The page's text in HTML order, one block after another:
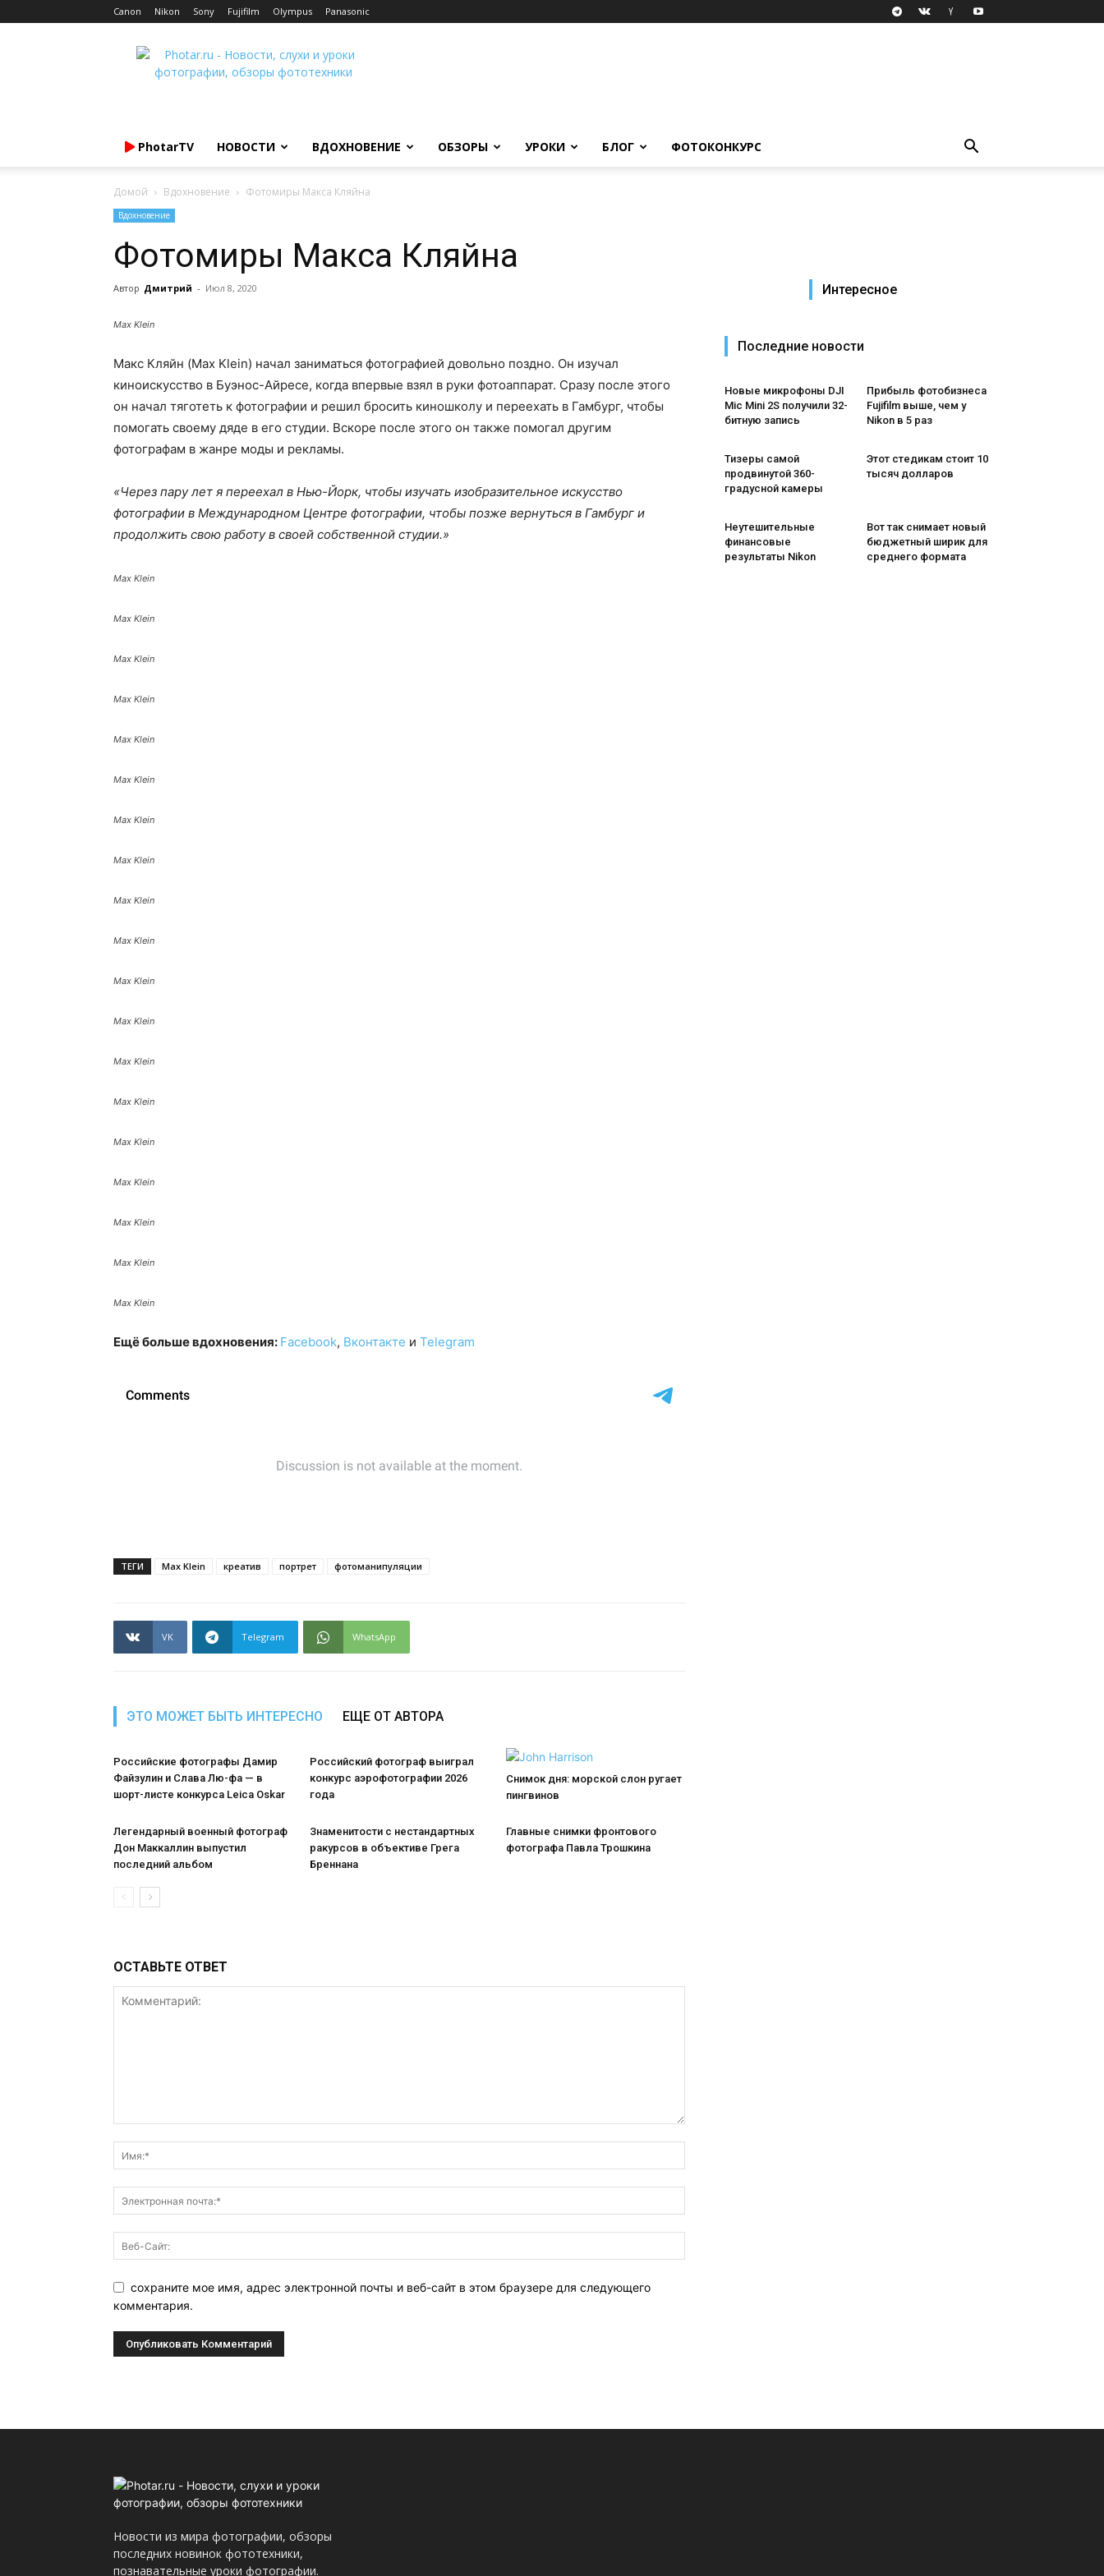
Canon Nikon Sony Fujifilm Olympus Panasonic
Photar.ru
PhotarTV НОВОСТИ ВДОХНОВЕНИЕ ОБЗОРЫ УРОКИ БЛОГ ФОТОКОНКУРС
Домой Вдохновение Фотомиры Макса Кляйна
Вдохновение
Фотомиры Макса Кляйна
Автор Дмитрий - Июл 8, 2020
Max Klein
Макс Кляйн (Max Klein) начал заниматься фотографией довольно поздно. Он изучал
киноискусство в Буэнос-Айресе, когда впервые взял в руки фотоаппарат. Сразу после этого
он начал тяготеть к фотографии и решил бросить киношколу и переехать в Гамбург, чтобы
помогать своему дяде в его студии. Вскоре после этого он также помогал другим
фотографам в жанре моды и рекламы.
«Через пару лет я переехал в Нью-Йорк, чтобы изучать изобразительное искусство
фотографии в Международном Центре фотографии, чтобы позже вернуться в Гамбург и
продолжить свою работу в своей собственной студии.»
Max Klein
Max Klein
Max Klein
Max Klein
Max Klein
Max Klein
Max Klein
Max Klein
Max Klein
Max Klein
Max Klein
Max Klein
Max Klein
Max Klein
Max Klein
Max Klein
Max Klein
Max Klein
Max Klein
Ещё больше вдохновения: Facebook, Вконтакте и Telegram
ТЕГИ Max Klein креатив портрет фотоманипуляции
VK Telegram WhatsApp
ЭТО МОЖЕТ БЫТЬ ИНТЕРЕСНО ЕЩЕ ОТ АВТОРА
Российские фотографы Дамир
Файзулин и Слава Лю-фа — в
шорт-листе конкурса Leica Oskar
Российский фотограф выиграл
конкурс аэрофотографии 2026
года
Снимок дня: морской слон ругает
пингвинов
Легендарный военный фотограф
Дон Маккаллин выпустил
последний альбом
Знаменитости с нестандартных
ракурсов в объективе Грега
Бреннана
Главные снимки фронтового
фотографа Павла Трошкина
ОСТАВЬТЕ ОТВЕТ
сохраните мое имя, адрес электронной почты и веб-сайт в этом браузере для следующего
комментария.
Интересное
Последние новости
Новые микрофоны DJI
Mic Mini 2S получили 32-
битную запись
Прибыль фотобизнеса
Fujifilm выше, чем у
Nikon в 5 раз
Тизеры самой
продвинутой 360-
градусной камеры
Этот стедикам стоит 10
тысяч долларов
Неутешительные
финансовые
результаты Nikon
Вот так снимает новый
бюджетный ширик для
среднего формата
Новости из мира фотографии, обзоры
последних новинок фототехники,
познавательные уроки фотографии.